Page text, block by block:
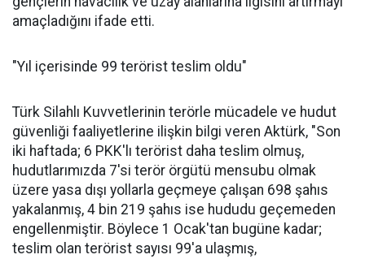
amaçladığını ifade etti.
"Yıl içerisinde 99 terörist teslim oldu"
Türk Silahlı Kuvvetlerinin terörle mücadele ve hudut
güvenliği faaliyetlerine ilişkin bilgi veren Aktürk, "Son
iki haftada; 6 PKK'lı terörist daha teslim olmuş,
hudutlarımızda 7'si terör örgütü mensubu olmak
üzere yasa dışı yollarla geçmeye çalışan 698 şahıs
yakalanmış, 4 bin 219 şahıs ise hududu geçemeden
engellenmiştir. Böylece 1 Ocak'tan bugüne kadar;
teslim olan terörist sayısı 99'a ulaşmış,